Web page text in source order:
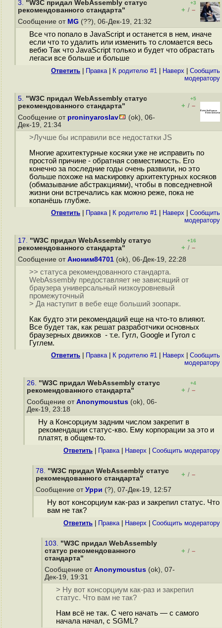
3. "W3C придал WebAssembly статус
рекомендованного стандарта"
+3
+ / –
Сообщение от MG (??), 06-Дек-19, 21:32
Все что попало в JavaScript и останется в нем, иначе
если что то удалить или изменить то сломается весь
вебю Так что JavaScript только и будет что обрастать
легаси все больше и больше
Ответить Правка| К родителю #1 Наверх
Cообщить
модератору
5. "W3C придал WebAssembly статус
рекомендованного стандарта"
+5
+ / –
Сообщение от proninyaroslav
(ok), 06-
Дек-19, 21:34
>Лучше бы исправили все недостатки JS
Многие архитектурные косяки уже не исправить по
простой причине - обратная совместимость. Его
конечно за последние годы очень развили, но это
больше похоже на маскировку архитектурных косяков
(обмазывание абстракциями), чтобы в повседневной
жизни они встречались как можно реже, пока не
копанёшь глубже.
Ответить Правка| К родителю #1 Наверх
Cообщить
модератору
17. "W3C придал WebAssembly статус
рекомендованного стандарта"
+16
+ / –
Сообщение от Аноним84701 (ok), 06-Дек-19, 22:28
>> статуса рекомендованного стандарта.
WebAssembly предоставляет не зависящий от
браузера универсальный низкоуровневый
промежуточный
> Да наступит в вебе еще больший зоопарк.
Как будто эти рекомендаций еще на что-то влияют.
Все будет так, как решат разработчики основных
браузерных движков - т.е. Гугл, Google и Гугол с
Гуглем.
Ответить Правка| К родителю #1 Наверх
Cообщить
модератору
26. "W3C придал WebAssembly статус
рекомендованного стандарта"
+4
+ / –
Сообщение от Anonymoustus (ok), 06-
Дек-19, 23:18
Ну а Консорциум задним числом закрепит в
рекомендации статус-кво. Ему корпорации за это и
платят, в общем-то.
Ответить Правка| Наверх Cообщить модератору
78. "W3C придал WebAssembly статус
рекомендованного стандарта"
+ / –
Сообщение от Урри (?), 07-Дек-19, 12:57
Ну вот консорциум как-раз и закрепил статус. Что
вам не так?
Ответить Правка| Наверх Cообщить модератору
103. "W3C придал WebAssembly
статус рекомендованного
стандарта"
+ / –
Сообщение от Anonymoustus (ok), 07-
Дек-19, 19:31
> Ну вот консорциум как-раз и закрепил
статус. Что вам не так?
Нам всё не так. С чего начать — с самого
начала начал, с SGML?